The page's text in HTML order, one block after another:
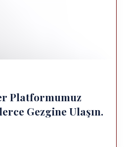
Platformumuz
Gezgine Ulaşın.